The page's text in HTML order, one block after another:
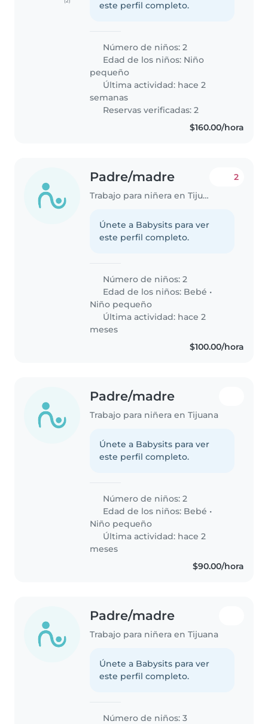
este perfil completo.
Número de niños: 2
Edad de los niños: Niño
pequeño
Última actividad: hace 2
semanas
Reservas verificadas: 2
$160.00/hora
Padre/madre
Trabajo para niñera en Tijuana
2
Únete a Babysits para ver
este perfil completo.
Número de niños: 2
Edad de los niños: Bebé •
Niño pequeño
Última actividad: hace 2
meses
$100.00/hora
Padre/madre
Trabajo para niñera en Tijuana
Únete a Babysits para ver
este perfil completo.
Número de niños: 2
Edad de los niños: Bebé •
Niño pequeño
Última actividad: hace 2
meses
$90.00/hora
Padre/madre
Trabajo para niñera en Tijuana
Únete a Babysits para ver
este perfil completo.
Número de niños: 3